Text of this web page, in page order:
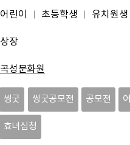
이채원
어린이 초등학생 유치원생
상장
곡성문화원
씽굿 씽굿공모전 공모전
효녀심청